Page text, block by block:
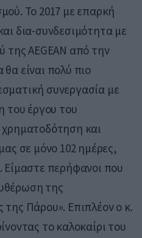
Το 2017 με επαρκή
δια-συνδεσιμότητα με
της ΑEGEAN από την
είναι πολύ πιο
συνεργασία με
του έργου του
και
σε μόνο 102 ημέρες,
Είμαστε περήφανοι που
της
της Πάρου». Επιπλέον ο κ.
το καλοκαίρι του